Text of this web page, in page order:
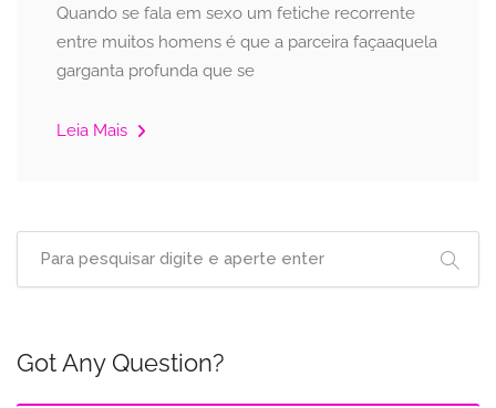
Quando se fala em sexo um fetiche recorrente
entre muitos homens é que a parceira façaaquela
garganta profunda que se
Leia Mais
Got Any Question?